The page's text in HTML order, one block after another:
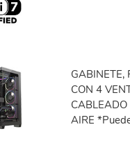
GABINETE,
CON 4
CABLEADO
AIRE